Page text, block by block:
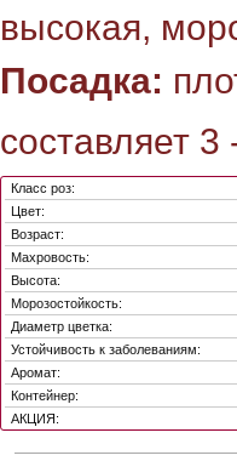
высокая,
Посадка:
составляет
Класс роз:
Цвет:
Возраст:
Махровость:
Высота:
Морозостойкость:
Диаметр цветка:
Устойчивость к заболеваниям:
Аромат:
Контейнер:
АКЦИЯ: